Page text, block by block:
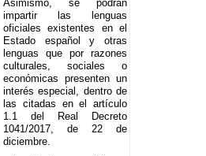
Asimismo, se podrán
impartir las lenguas
oficiales existentes en el
Estado español y otras
lenguas que por razones
culturales, sociales o
económicas presenten un
interés especial, dentro de
las citadas en el artículo
1.1 del Real Decreto
1041/2017, de 22 de
diciembre.